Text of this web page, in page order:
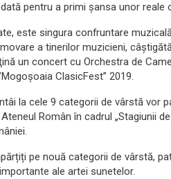
pentru a primi șansa unor reale
este singura confruntare
a tinerilor muzicieni,
un concert cu Orchestra de
ClasicFest” 2019.
la cele 9 categorii de vârstă vor
Român în cadrul „Stagiunii
pe nouă categorii de vârstă,
ale artei sunetelor.